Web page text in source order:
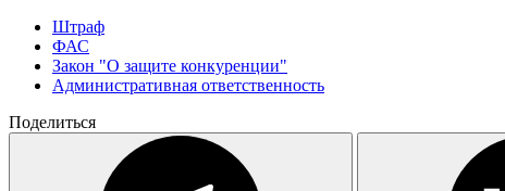
Штраф
ФАС
Закон "О защите конкуренции"
Административная ответственность
Поделиться